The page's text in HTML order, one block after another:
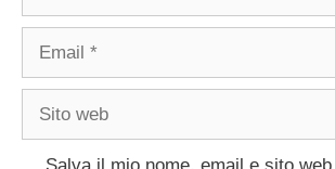
Email
Sito